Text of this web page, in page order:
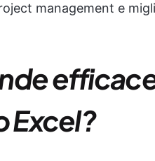
management e
Excel?